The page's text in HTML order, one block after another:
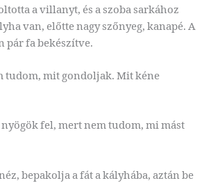
a villanyt, és a szoba sarkához
van, előtte nagy szőnyeg, kanapé. A
pár fa bekészítve.
tudom, mit gondoljak. Mit kéne
fel, mert nem tudom, mi mást
bepakolja a fát a kályhába, aztán be